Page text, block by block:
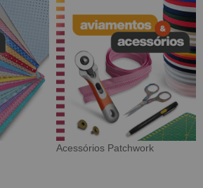
Tecido Digital